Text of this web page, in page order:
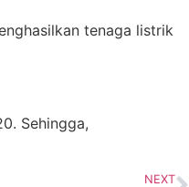
tenaga listrik
Sehingga,
NEXT